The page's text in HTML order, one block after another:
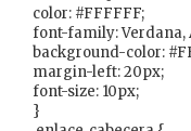
color: #FFFFFF;
font-family: Verdana,
background-color:
margin-left: 20px;
font-size: 10px;
}